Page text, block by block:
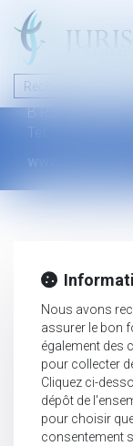
46 avenue de la
B.P.315 - 97327
Tel : +594 594
Nous avons
assurer le bon
également des
pour collecter
Cliquez ci-
dépôt de
pour choisir
consentement